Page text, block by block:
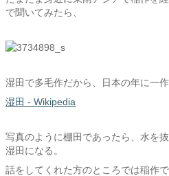
で聞いてみたら、
湿田で多毛作だから、日本の年に一
湿田 - Wikipedia
写真のように棚田であったら、水を
湿田になる。
話をしてくれた方のところでは稲作